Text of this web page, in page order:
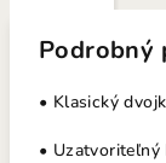
Podrobný
• Klasický
•